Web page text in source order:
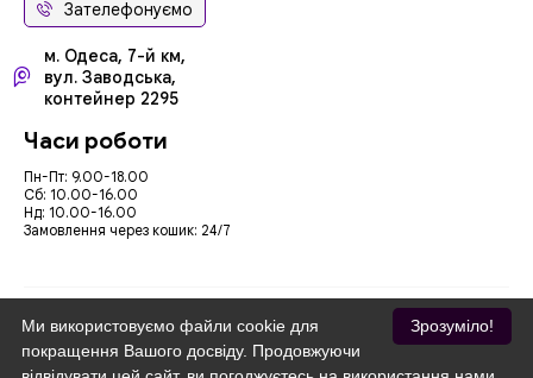
Зателефонуємо
м. Одеса, 7-й км,
вул. Заводська,
контейнер 2295
Часи роботи
Пн-Пт: 9.00-18.00
Сб: 10.00-16.00
Нд: 10.00-16.00
Замовлення через кошик: 24/7
Ми приймаємо
Зрозуміло!
Ми використовуємо файли cookie для
покращення Вашого досвіду. Продовжуючи